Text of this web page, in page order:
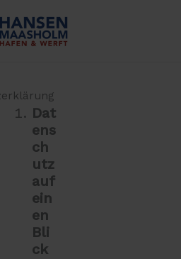
Dat
ens
ch
utz
auf
ein
en
Bli
ck